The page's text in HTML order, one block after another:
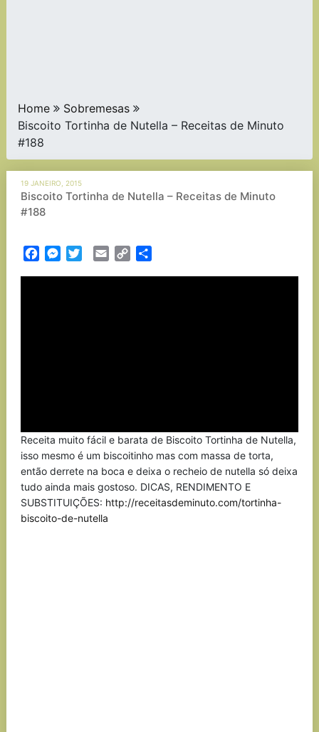
Home
Sobremesas
Biscoito Tortinha de Nutella – Receitas de Minuto
#188
19 JANEIRO, 2015
Biscoito Tortinha de Nutella – Receitas de Minuto
#188
FacebookMessenger
TwitterEmail Copy
Receita muito fácil e barata de Biscoito Tortinha de Nutella,
isso mesmo é um biscoitinho mas com massa de torta,
então derrete na boca e deixa o recheio de nutella só deixa
tudo ainda mais gostoso. DICAS, RENDIMENTO E
SUBSTITUIÇÕES: http://receitasdeminuto.com/tortinha-
biscoito-de-nutella